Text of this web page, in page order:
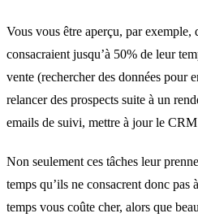
Vous vous être aperçu, par exemple,
consacraient jusqu’à 50% de leur
vente (rechercher des données pour
relancer des prospects suite à un
emails de suivi, mettre à jour le
Non seulement ces tâches leur
temps qu’ils ne consacrent donc pas
temps vous coûte cher, alors que